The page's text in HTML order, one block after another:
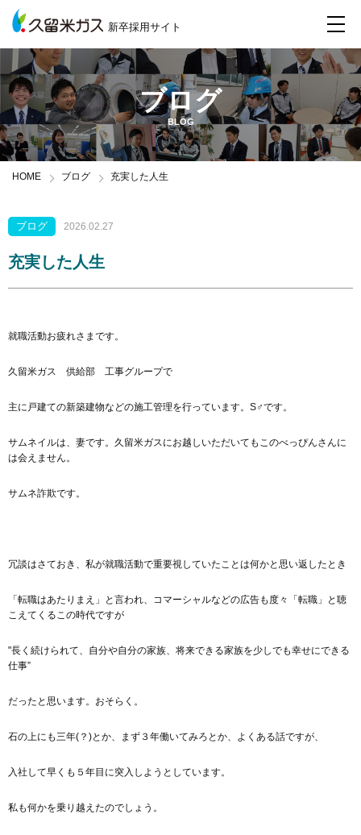
新卒採用サイト
ブログ
BLOG
HOME ブログ 充実した人生
ブログ 2026.02.27
充実した人生
就職活動お疲れさまです。
久留米ガス 供給部 工事グループで
主に戸建ての新築建物などの施工管理を行っています。S♂です。
サムネイルは、妻です。久留米ガスにお越しいただいてもこのべっぴんさんに
は会えません。
サムネ詐欺です。
冗談はさておき、私が就職活動で重要視していたことは何かと思い返したとき
「転職はあたりまえ」と言われ、コマーシャルなどの広告も度々「転職」と聴
こえてくるこの時代ですが
"長く続けられて、自分や自分の家族、将来できる家族を少しでも幸せにできる
仕事”
だったと思います。おそらく。
石の上にも三年(？)とか、まず３年働いてみろとか、よくある話ですが、
入社して早くも５年目に突入しようとしています。
私も何かを乗り越えたのでしょう。